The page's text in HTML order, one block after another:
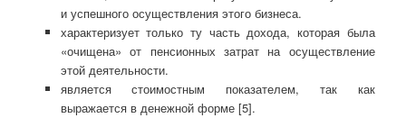
и успешного осуществления этого бизнеса.
характеризует только ту часть дохода, которая была
«очищена» от пенсионных затрат на осуществление
этой деятельности.
является стоимостным показателем, так как
выражается в денежной форме [5].